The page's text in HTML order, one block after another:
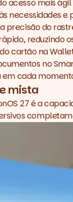
mais
necessidades e
precisão do
reduzindo
cartão na
no
em cada
mista
27 é a